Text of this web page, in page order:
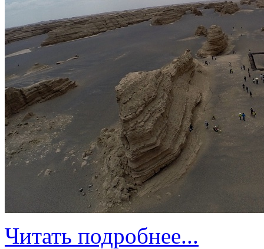
Читать подробнее...